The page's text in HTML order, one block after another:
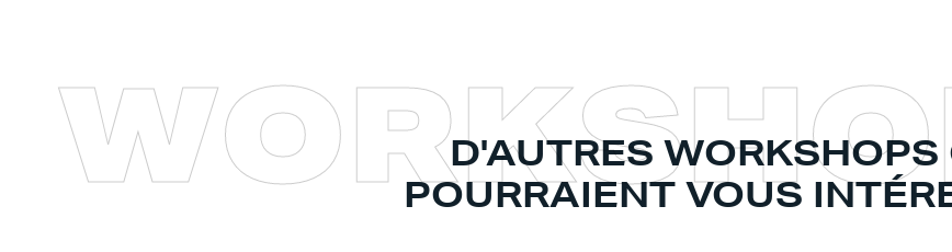
D'AUTRES WORKSHOPS
POURRAIENT VOUS
WORKSHO